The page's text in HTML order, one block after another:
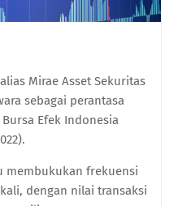
Mirae Asset Sekuritas
sebagai perantasa
Efek Indonesia
membukukan frekuensi
dengan nilai transaksi